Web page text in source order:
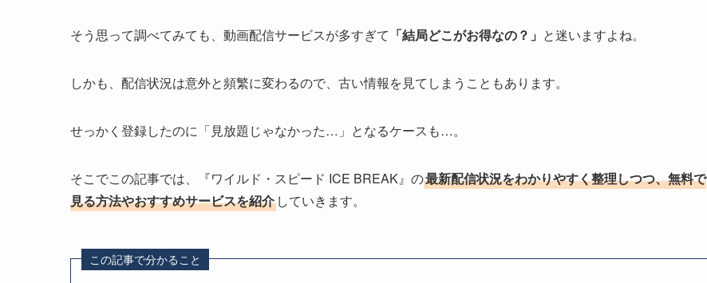
そう思って調べてみても、動画配信サービスが多すぎて 「結局どこがお得なの？」 と迷いますよね。
しかも、配信状況は意外と頻繁に変わるので、古い情報を見てしまうこともあります。
せっかく登録したのに「見放題じゃなかった…」となるケースも…。
そこでこの記事では、『ワイルド・スピード ICE BREAK』の最新配信状況をわかりやすく整理しつつ、無料で
見る方法やおすすめサービスを紹介 していきます。
この記事で分かること